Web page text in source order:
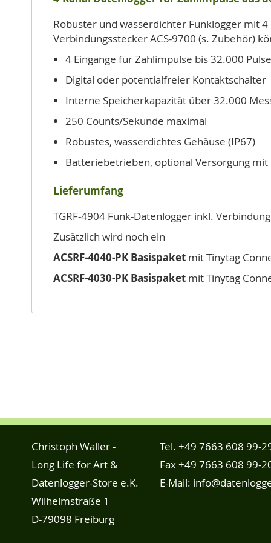
Robuster und wasserdichter Funklogger mit
Verbindungsstecker ACS-9700 (s. Zubehör)
4 Eingänge für Zählimpulse bis 32.000
Digital oder potentialfreier Kontaktschalter
Interne Speicherkapazität über 32.000
250 Counts/Sekunde maximal
Robustes, wasserdichtes Gehäuse (IP67)
Batteriebetrieben, optional Versorgung mit
Lieferumfang
TGRF-4904 Funk-Datenlogger inkl.
Zusätzlich wird noch ein
ACSRF-4040-PK Basispaket mit Tinytag
ACSRF-4030-PK Basispaket mit Tinytag
Christoph Waller -
Long Life for Art &
Datenlogger-Store e.K.
Wilhelmstraße 1
D-79098 Freiburg
Tel. +49 7663 608 99-
Fax +49 7663 608 99-
E-Mail: